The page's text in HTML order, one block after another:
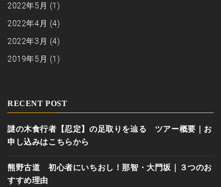
2022年5月 (1)
2022年4月 (4)
2022年3月 (4)
2019年5月 (1)
RECENT POST
謎の木食行者【忍定】の足取りを辿る ツアー概要｜お
申し込みはこちらから
熊野古道 初心者にいちおし！那智・大門坂｜３つのお
すすめ理由